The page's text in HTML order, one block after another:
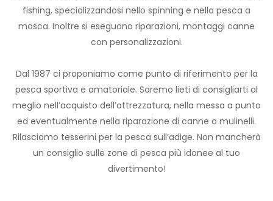
fishing, specializzandosi nello spinning e nella pesca a
mosca. Inoltre si eseguono riparazioni, montaggi canne
con personalizzazioni.
Dal 1987 ci proponiamo come punto di riferimento per la
pesca sportiva e amatoriale. Saremo lieti di consigliarti al
meglio nell’acquisto dell’attrezzatura, nella messa a punto
ed eventualmente nella riparazione di canne o mulinelli.
Rilasciamo tesserini per la pesca sull’adige. Non mancherà
un consiglio sulle zone di pesca più idonee al tuo
divertimento!